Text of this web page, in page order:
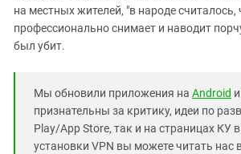
на местных жителей, "в народе
профессионально снимает и наводит
был убит.
Мы обновили приложения на Android и
признательны за критику, идеи по
Play/App Store, так и на страницах КУ
установки VPN вы можете читать нас